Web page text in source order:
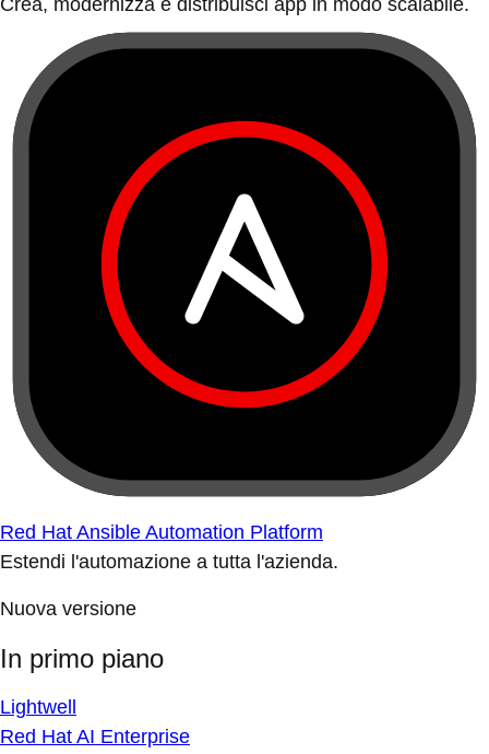
Crea, modernizza e distribuisci app in modo scalabile.
Red Hat Ansible Automation Platform
Estendi l'automazione a tutta l'azienda.
Nuova versione
In primo piano
Lightwell
Red Hat AI Enterprise